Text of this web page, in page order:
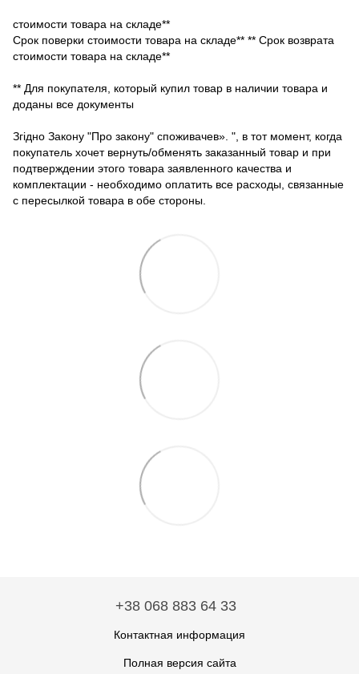
стоимости товара на складе**
Срок поверки стоимости товара на складе** ** Срок возврата
стоимости товара на складе**
** Для покупателя, который купил товар в наличии товара и
доданы все документы
Згідно Закону "Про закону" споживачев». ", в тот момент, когда
покупатель хочет вернуть/обменять заказанный товар и при
подтверждении этого товара заявленного качества и
комплектации - необходимо оплатить все расходы, связанные
с пересылкой товара в обе стороны.
+38 068 883 64 33
Контактная информация
Полная версия сайта